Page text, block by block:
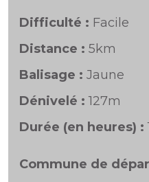
Difficulté : Facile
Distance : 5km
Balisage : Jaune
Dénivelé : 127m
Durée (en heures) :
Commune de